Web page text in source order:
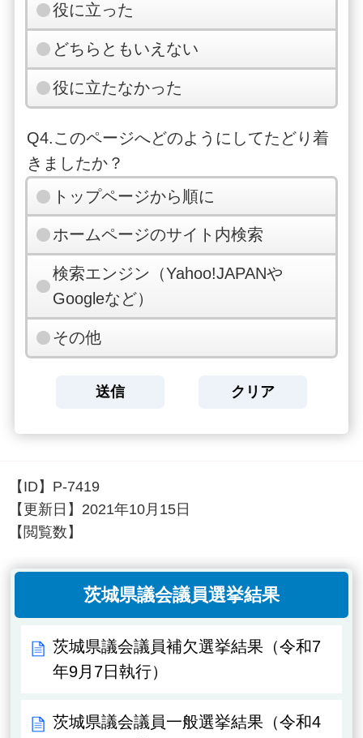
役に立った
どちらともいえない
役に立たなかった
Q4.このページへどのようにしてたどり着
きましたか？
トップページから順に
ホームページのサイト内検索
検索エンジン（Yahoo!JAPANや
Googleなど）
その他
【ID】 P-7419
【更新日】 2021年10月15日
【閲覧数】
茨城県議会議員選挙結果
茨城県議会議員補欠選挙結果（令和7
年9月7日執行）
茨城県議会議員一般選挙結果（令和4